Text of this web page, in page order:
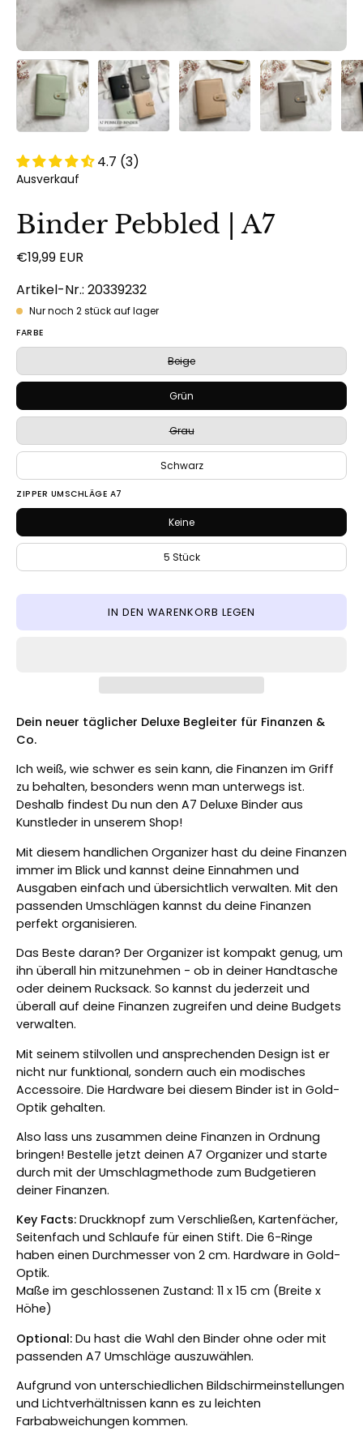
4.7 (3)
Ausverkauf
Binder Pebbled | A7
€19,99 EUR
Artikel-Nr.: 20339232
Nur noch 2stück auf lager
FARBE
Beige
Grün
Grau
Schwarz
ZIPPER UMSCHLÄGE A7
Keine
5 Stück
IN DEN WARENKORB LEGEN
Dein neuer täglicher Deluxe Begleiter für Finanzen &
Co.
Ich weiß, wie schwer es sein kann, die Finanzen im Griff
zu behalten, besonders wenn man unterwegs ist.
Deshalb findest Du nun den A7 Deluxe Binder aus
Kunstleder in unserem Shop!
Mit diesem handlichen Organizer hast du deine Finanzen
immer im Blick und kannst deine Einnahmen und
Ausgaben einfach und übersichtlich verwalten. Mit den
passenden Umschlägen kannst du deine Finanzen
perfekt organisieren.
Das Beste daran? Der Organizer ist kompakt genug, um
ihn überall hin mitzunehmen - ob in deiner Handtasche
oder deinem Rucksack. So kannst du jederzeit und
überall auf deine Finanzen zugreifen und deine Budgets
verwalten.
Mit seinem stilvollen und ansprechenden Design ist er
nicht nur funktional, sondern auch ein modisches
Accessoire. Die Hardware bei diesem Binder ist in Gold-
Optik gehalten.
Also lass uns zusammen deine Finanzen in Ordnung
bringen! Bestelle jetzt deinen A7 Organizer und starte
durch mit der Umschlagmethode zum Budgetieren
deiner Finanzen.
Key Facts: Druckknopf zum Verschließen, Kartenfächer,
Seitenfach und Schlaufe für einen Stift. Die 6-Ringe
haben einen Durchmesser von 2 cm. Hardware in Gold-
Optik.
Maße im geschlossenen Zustand: 11 x 15 cm (Breite x
Höhe)
Optional: Du hast die Wahl den Binder ohne oder mit
passenden A7 Umschläge auszuwählen.
Aufgrund von unterschiedlichen Bildschirmeinstellungen
und Lichtverhältnissen kann es zu leichten
Farbabweichungen kommen.